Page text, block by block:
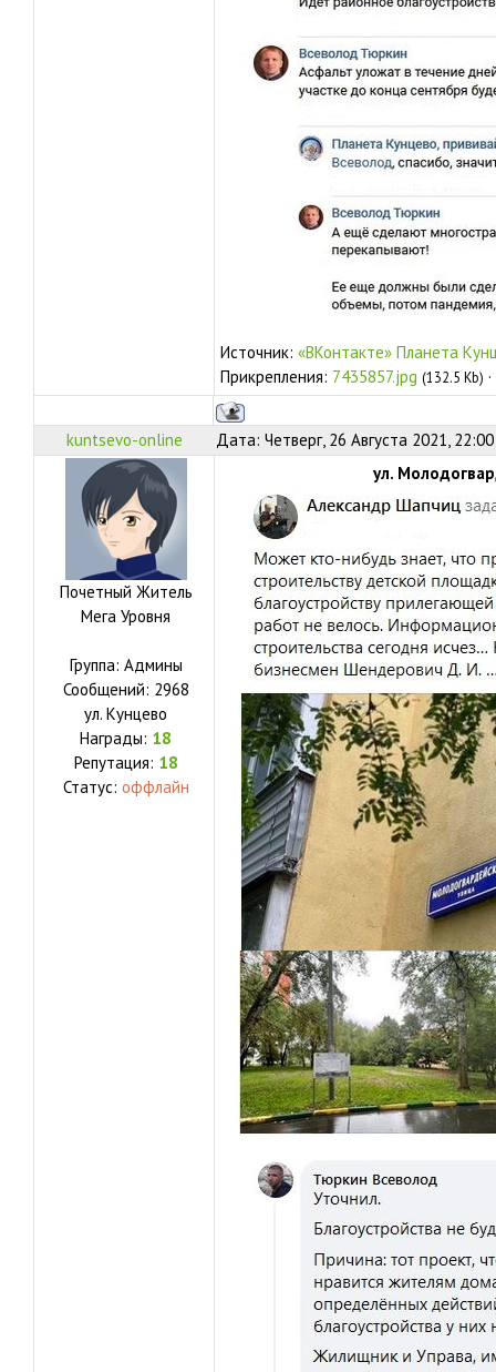
Источник: «ВКонтакте» Планета
Прикрепления: 7435857.jpg (132.5 Kb) ·
kuntsevo-online Дата: Четверг, 26 Августа 2021,
Почетный Житель
Мега Уровня
Группа: Админы
Сообщений: 2968
ул. Кунцево
Награды: 18
Репутация: 18
Статус: оффлайн
ул.